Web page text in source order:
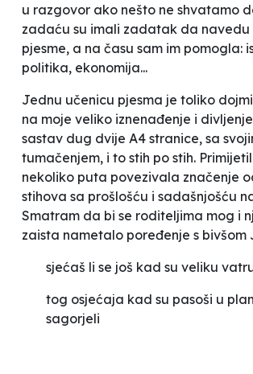
u razgovor ako nešto ne shvatamo
zadaću su imali zadatak da navedu
pjesme, a na času sam im pomogla:
politika, ekonomija...
Jednu učenicu pjesma je toliko
na moje veliko iznenađenje i
sastav dug dvije A4 stranice, sa
tumačenjem, i to stih po stih.
nekoliko puta povezivala značenje
stihova sa prošlošću i sadašnjošću
Smatram da bi se roditeljima mog i
zaista nametalo poređenje s bivšom
sjećaš li se još kad su veliku
tog osjećaja kad su pasoši u
sagorjeli